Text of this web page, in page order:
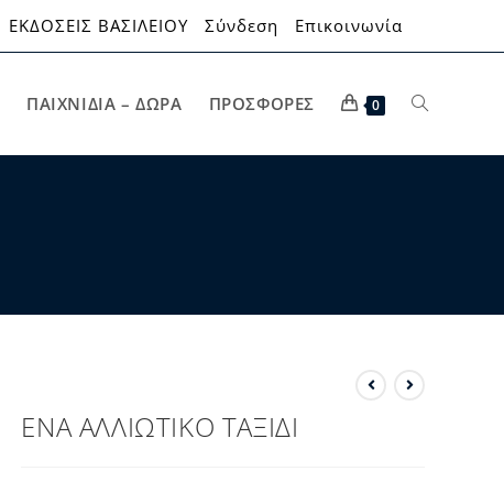
ΕΚΔΟΣΕΙΣ ΒΑΣΙΛΕΙΟΥ Σύνδεση Επικοινωνία
ΠΑΙΧΝΊΔΙΑ – ΔΏΡΑ ΠΡΟΣΦΟΡΈΣ 0
ΕΝΑ ΑΛΛΙΩΤΙΚΟ ΤΑΞΙΔΙ